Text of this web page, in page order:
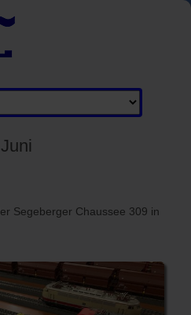
Segeberger Chaussee 309 in